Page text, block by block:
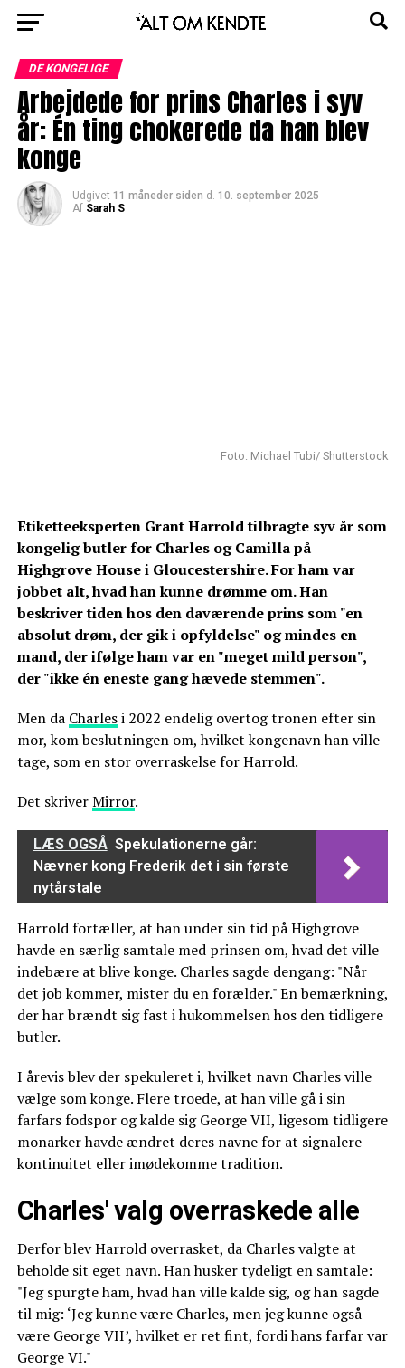
DE KONGELIGE
Arbejdede for prins Charles i syv
år: Én ting chokerede da han blev
konge
Udgivet 11 måneder siden d. 10. september 2025
Af Sarah S
Foto: Michael Tubi/ Shutterstock
Etiketteeksperten Grant Harrold tilbragte syv år som
kongelig butler for Charles og Camilla på
Highgrove House i Gloucestershire. For ham var
jobbet alt, hvad han kunne drømme om. Han
beskriver tiden hos den daværende prins som "en
absolut drøm, der gik i opfyldelse" og mindes en
mand, der ifølge ham var en "meget mild person",
der "ikke én eneste gang hævede stemmen".
Men da Charlesi 2022 endelig overtog tronen efter sin
mor, kom beslutningen om, hvilket kongenavn han ville
tage, som en stor overraskelse for Harrold.
Det skriverMirror.
LÆS OGSÅ Spekulationerne går:
Nævner kong Frederik det i sin første
nytårstale
Harrold fortæller, at han under sin tid på Highgrove
havde en særlig samtale med prinsen om, hvad det ville
indebære at blive konge. Charles sagde dengang: "Når
det job kommer, mister du en forælder." En bemærkning,
der har brændt sig fast i hukommelsen hos den tidligere
butler.
I årevis blev der spekuleret i, hvilket navn Charles ville
vælge som konge. Flere troede, at han ville gå i sin
farfars fodspor og kalde sig George VII, ligesom tidligere
monarker havde ændret deres navne for at signalere
kontinuitet eller imødekomme tradition.
Charles' valg overraskede alle
Derfor blev Harrold overrasket, da Charles valgte at
beholde sit eget navn. Han husker tydeligt en samtale:
"Jeg spurgte ham, hvad han ville kalde sig, og han sagde
til mig: ‘Jeg kunne være Charles, men jeg kunne også
være George VII’, hvilket er ret fint, fordi hans farfar var
George VI."